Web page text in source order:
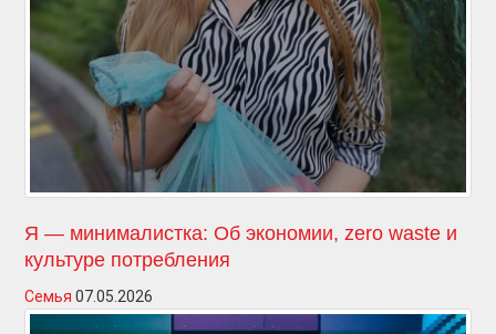
Я — минималистка: Об экономии, zero waste и
культуре потребления
Семья 07.05.2026